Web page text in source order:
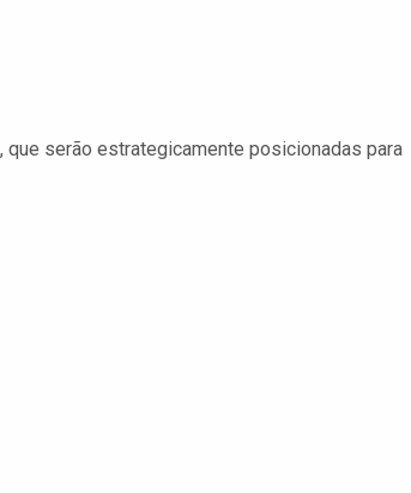
serão estrategicamente posicionadas para